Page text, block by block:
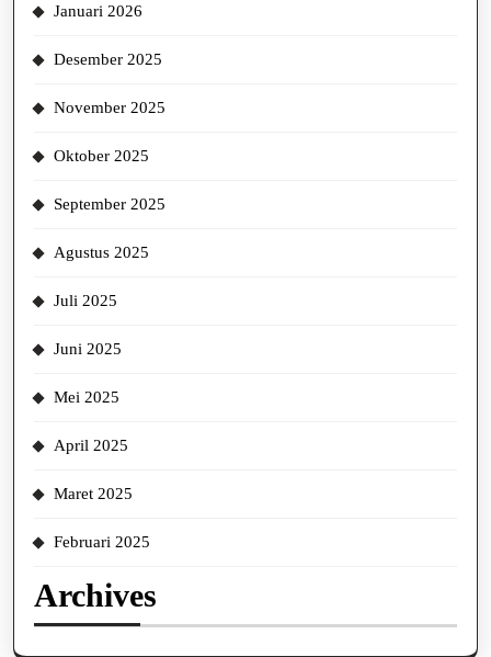
Januari 2026
Desember 2025
November 2025
Oktober 2025
September 2025
Agustus 2025
Juli 2025
Juni 2025
Mei 2025
April 2025
Maret 2025
Februari 2025
Archives